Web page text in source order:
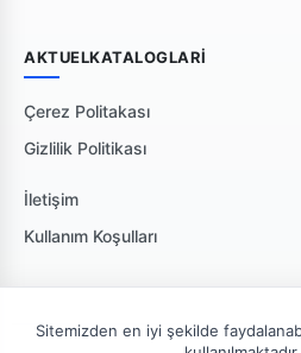
AKTUELKATALOGLARI
Çerez Politakası
Gizlilik Politikası
İletişim
Kullanım Koşulları
Sitemizden en iyi şekilde